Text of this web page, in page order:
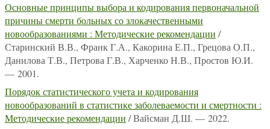
Основные принципы выбора и кодирования первоначальной
причины смерти больных со злокачественными
новообразованиями : Методические рекомендации /
Старинский В.В., Франк Г.А., Какорина Е.П., Грецова О.П.,
Данилова Т.В., Петрова Г.В., Харченко Н.В., Простов Ю.И.
— 2001.
Порядок статистического учета и кодирования
новообразований в статистике заболеваемости и смертности :
Методические рекомендации / Вайсман Д.Ш. — 2022.